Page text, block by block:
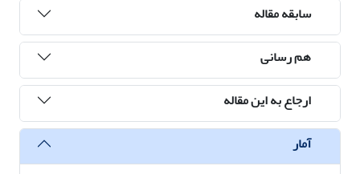
سابقه مقاله
هم رسانی
ارجاع به این مقاله
آمار